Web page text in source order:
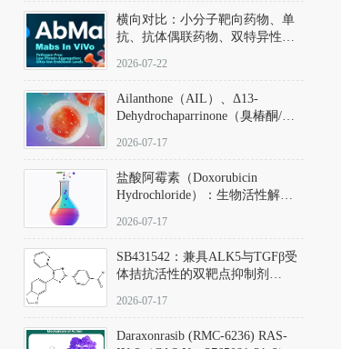
发光特性赋予优异的组织穿透能
力，大幅增强成像信噪比，从而
实现活体动物模型中极低给药剂
量下的高灵敏度、非侵入式生物
横向对比：小分子靶向药物、单
抗、抗体偶联药物、双特异性抗
及应用瓶颈
2026-07-22
Ailanthone（AIL）、Δ13-
Dehydrochaparrinone（臭椿酮/臭
DKM货号 D806885
2026-07-17
盐酸阿霉素（Doxorubicin
Hydrochloride）：生物活性解
范
2026-07-17
SB431542：兼具ALK5与TGFβ受
体拮抗活性的双靶点抑制剂
D801067）
2026-07-17
Daraxonrasib (RMC-6236) RAS-